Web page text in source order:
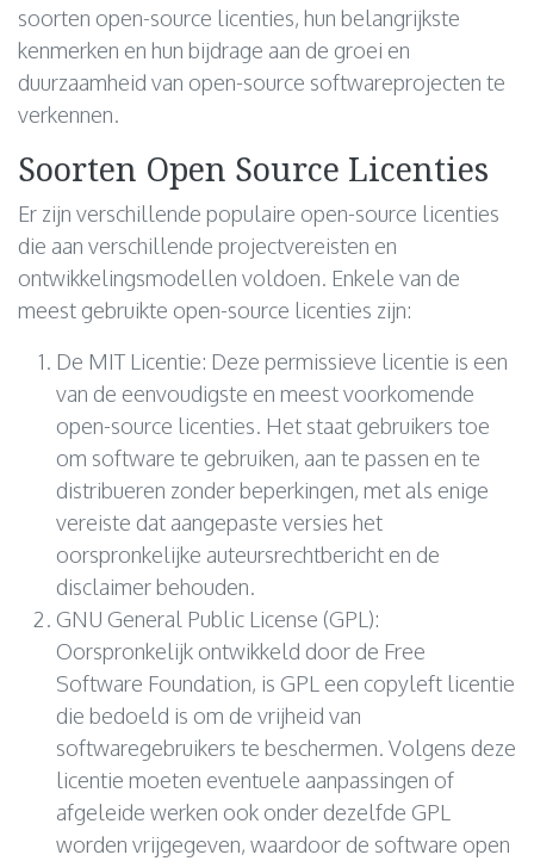
soorten open-source licenties, hun belangrijkste
kenmerken en hun bijdrage aan de groei en
duurzaamheid van open-source softwareprojecten te
verkennen.
Soorten Open Source Licenties
Er zijn verschillende populaire open-source licenties
die aan verschillende projectvereisten en
ontwikkelingsmodellen voldoen. Enkele van de
meest gebruikte open-source licenties zijn:
De MIT Licentie: Deze permissieve licentie is een
van de eenvoudigste en meest voorkomende
open-source licenties. Het staat gebruikers toe
om software te gebruiken, aan te passen en te
distribueren zonder beperkingen, met als enige
vereiste dat aangepaste versies het
oorspronkelijke auteursrechtbericht en de
disclaimer behouden.
GNU General Public License (GPL):
Oorspronkelijk ontwikkeld door de Free
Software Foundation, is GPL een copyleft licentie
die bedoeld is om de vrijheid van
softwaregebruikers te beschermen. Volgens deze
licentie moeten eventuele aanpassingen of
afgeleide werken ook onder dezelfde GPL
worden vrijgegeven, waardoor de software open